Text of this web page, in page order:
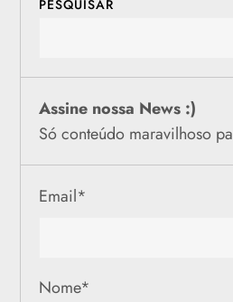
PESQUISAR
Assine nossa News :)
Só conteúdo maravilhoso
Email*
Nome*